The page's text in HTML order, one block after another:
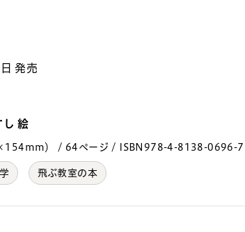
発売
し 絵
） / 64ページ / ISBN978-4-8138-0696-7
飛ぶ教室の本